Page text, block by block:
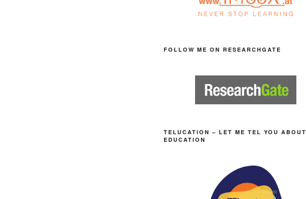
FOLLOW ME ON RESEARCHGATE
TELUCATION – LET ME TEL YOU ABOUT
EDUCATION